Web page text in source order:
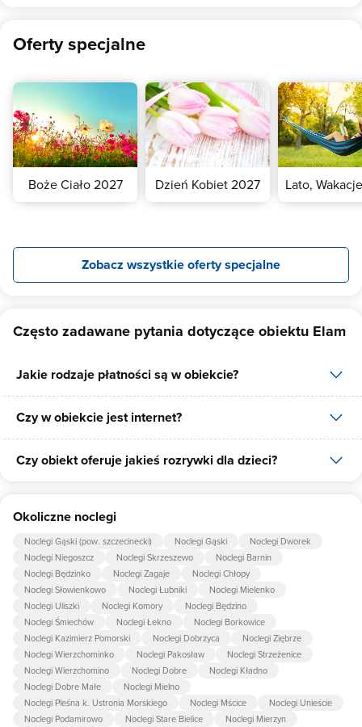
Oferty specjalne
Boże Ciało 2027 Dzień Kobiet 2027 Lato,
Zobacz wszystkie oferty specjalne
Często zadawane pytania dotyczące obiektu Elam
Jakie rodzaje płatności są w obiekcie?
W obiekcie dostępne są następujące formy płatności: gotówka,
płatność przelewem.
Czy w obiekcie jest internet?
Tak, Elam udostępnia dla swoich gości internet.
Czy obiekt oferuje jakieś rozrywki dla dzieci?
trampolina.
Okoliczne noclegi
Noclegi Gąski (pow. szczecinecki) Noclegi Gąski
Noclegi Dworek
Noclegi Niegoszcz
Noclegi Skrzeszewo
Noclegi Barnin
Noclegi Będzinko
Noclegi Zagaje
Noclegi Chłopy
Noclegi Słowienkowo
Noclegi Łubniki
Noclegi Mielenko
Noclegi Uliszki
Noclegi Komory
Noclegi Będzino
Noclegi Śmiechów
Noclegi Łekno
Noclegi Borkowice
Noclegi Kazimierz Pomorski
Noclegi Dobrzyca
Noclegi Ziębrze
Noclegi Wierzchominko
Noclegi Pakosław
Noclegi Strzeżenice
Noclegi Wierzchomino
Noclegi Dobre
Noclegi Kładno
Noclegi Dobre Małe
Noclegi Mielno
Noclegi Pleśna k. Ustronia Morskiego
Noclegi Mścice
Noclegi Unieście
Noclegi Podamirowo
Noclegi Stare Bielice
Noclegi Mierzyn